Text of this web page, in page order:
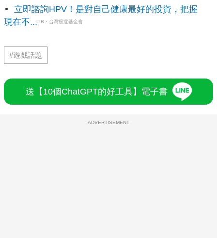
立即諮詢HPV！是對自己健康最好的投資，把握
現在不...PR・台灣癌症基金會
#遊戲話題
送【10個ChatGPT的好工具】電子書
ADVERTISEMENT